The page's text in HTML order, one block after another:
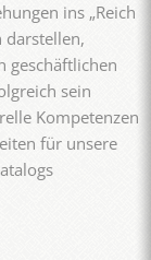
ins „Reich
darstellen,
geschäftlichen
sein
Kompetenzen
für unsere